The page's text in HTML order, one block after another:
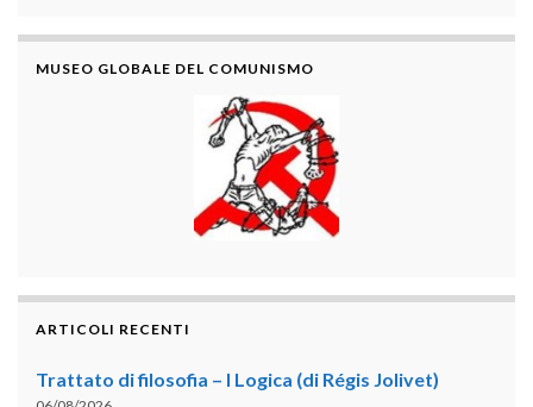
MUSEO GLOBALE DEL COMUNISMO
ARTICOLI RECENTI
Trattato di filosofia – I Logica (di Régis Jolivet)